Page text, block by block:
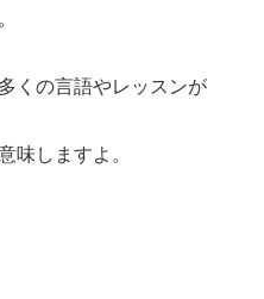
くの言語やレッスンが
味しますよ。